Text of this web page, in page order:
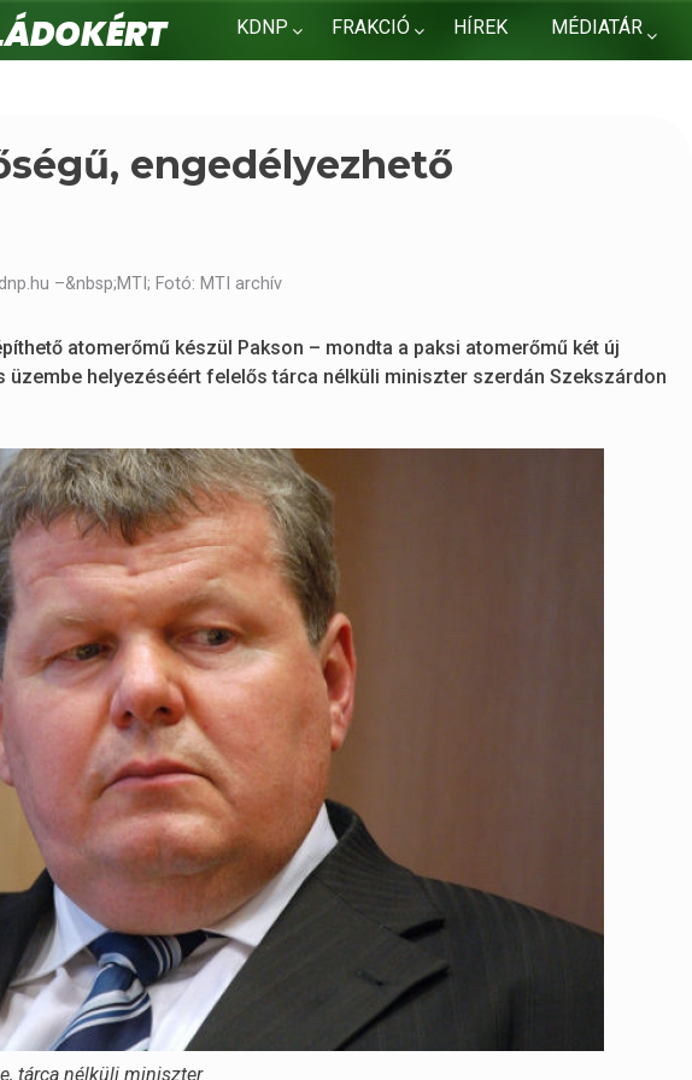
KDNP FRAKCIÓ HÍREK MÉDIATÁR
engedélyezhető
–&nbsp;MTI; Fotó: MTI archív
atomerőmű készül Pakson – mondta a paksi atomerőmű két új
üzembe helyezéséért felelős tárca nélküli miniszter szerdán Szekszárdon
tárca nélküli miniszter